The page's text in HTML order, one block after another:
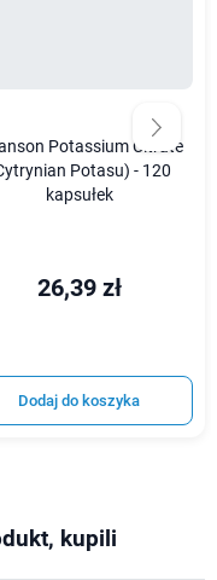
Potassium Citrate
Potasu) - 120
kapsułek
26,39 zł
Dodaj do koszyka
kupili